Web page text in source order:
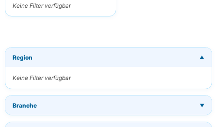
Keine Filter verfügbar
Region ▼
Keine Filter verfügbar
Branche ▼